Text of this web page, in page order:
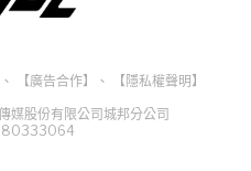
、 【廣告合作】 、
【隱私權聲明】
媒股份有限公司城邦分公司
80333064